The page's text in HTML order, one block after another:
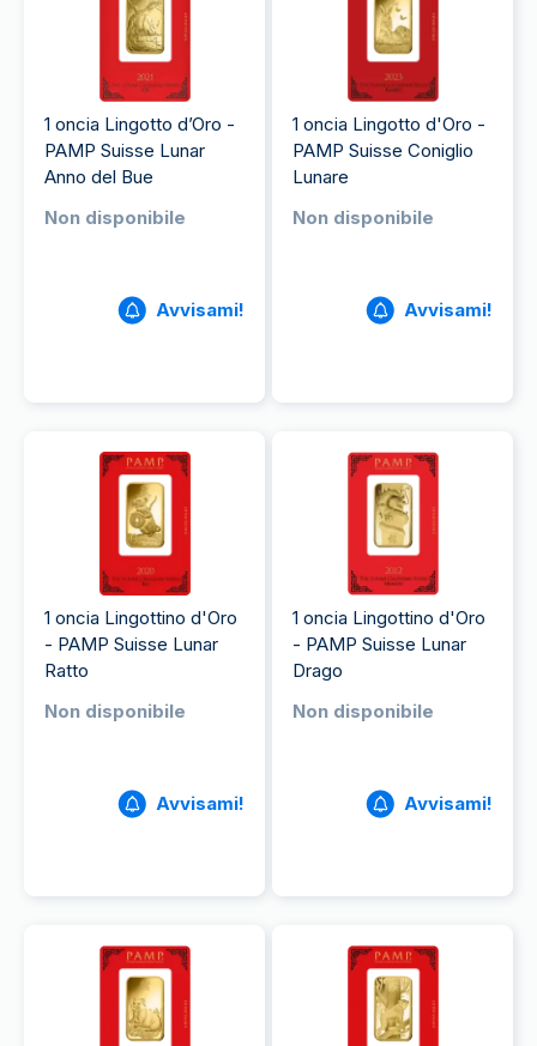
1 oncia Lingotto d’Oro -
PAMP Suisse Lunar
Anno del Bue
Non disponibile
Avvisami!
1 oncia Lingotto d'Oro -
PAMP Suisse Coniglio
Lunare
Non disponibile
Avvisami!
1 oncia Lingottino d'Oro
- PAMP Suisse Lunar
Ratto
Non disponibile
Avvisami!
1 oncia Lingottino d'Oro
- PAMP Suisse Lunar
Drago
Non disponibile
Avvisami!